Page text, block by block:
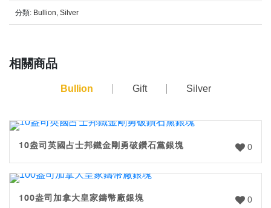
分類: Bullion, Silver
相關商品
Bullion Gift Silver
0
10盎司英國占士邦鐵金剛勇破鑽石黨銀塊
0
100盎司加拿大皇家鑄幣廠銀塊